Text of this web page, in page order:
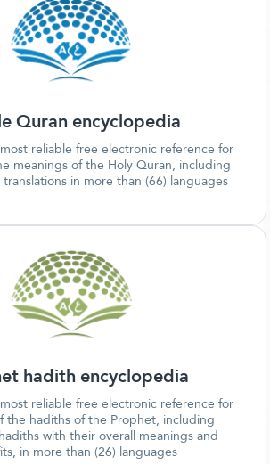
Noble Quran encyclopedia
and most reliable free electronic
of the meanings of the Holy Quran,
than (90) translations in more than (66)
Prophet hadith encyclopedia
and most reliable free electronic
of the hadiths of the Prophet, including
of hadiths with their overall meanings
benefits, in more than (26) languages.